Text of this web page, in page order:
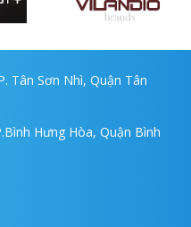
Tân Sơn Nhì, Quận Tân
Hưng Hòa, Quận Bình